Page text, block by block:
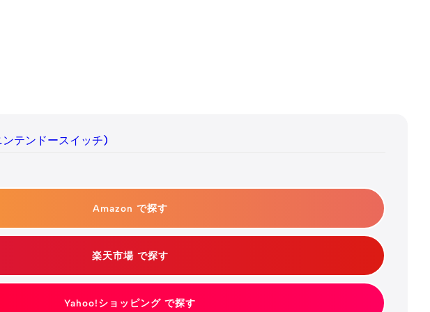
テンドースイッチ)
Amazon で探す
楽天市場 で探す
Yahoo!ショッピング で探す